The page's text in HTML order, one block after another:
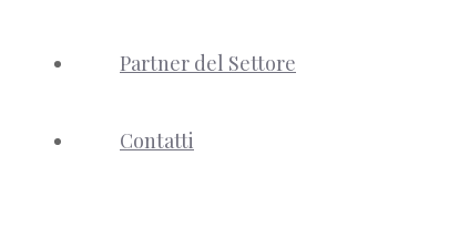
Partner del Settore
Contatti